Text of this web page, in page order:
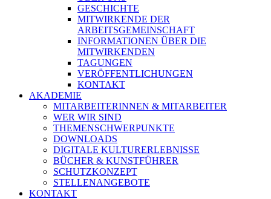
GESCHICHTE
MITWIRKENDE DER
ARBEITSGEMEINSCHAFT
INFORMATIONEN ÜBER DIE
MITWIRKENDEN
TAGUNGEN
VERÖFFENTLICHUNGEN
KONTAKT
AKADEMIE
MITARBEITERINNEN & MITARBEITER
WER WIR SIND
THEMENSCHWERPUNKTE
DOWNLOADS
DIGITALE KULTURERLEBNISSE
BÜCHER & KUNSTFÜHRER
SCHUTZKONZEPT
STELLENANGEBOTE
KONTAKT